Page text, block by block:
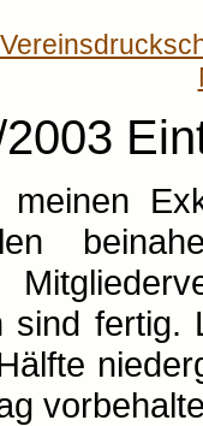
sind